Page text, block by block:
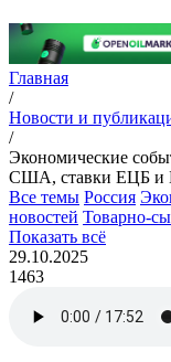
Главная
/
Новости и
/
Экономические
США, ставки ЕЦБ и
Все темы Россия
новостей Товарно-
Показать всё
29.10.2025
1463